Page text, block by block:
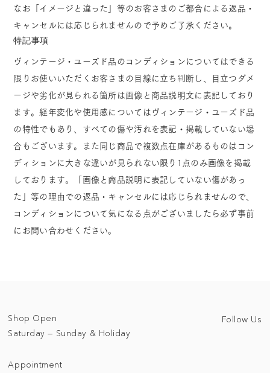
なお「イメージと違った」等のお客さまのご都合による返品・
キャンセルには応じられませんので予めご了承ください。
特記事項
ヴィンテージ・ユーズド品のコンディションについてはできる
限りお使いいただくお客さまの目線に立ち判断し、目立つダメ
ージや劣化が見られる箇所は画像と商品説明文に表記しており
ます。経年変化や使用感についてはヴィンテージ・ユーズド品
の特性でもあり、すべての傷や汚れを表記・掲載していない場
合もございます。また同じ商品で複数点在庫があるものはコン
ディションに大きな違いが見られない限り1点のみ画像を掲載
しております。「画像と商品説明に表記していない傷があっ
た」等の理由での返品・キャンセルには応じられませんので、
コンディションについて気になる点がございましたら必ず事前
にお問い合わせください。
Shop Open
Saturday — Sunday & Holiday
Appointment
Follow Us